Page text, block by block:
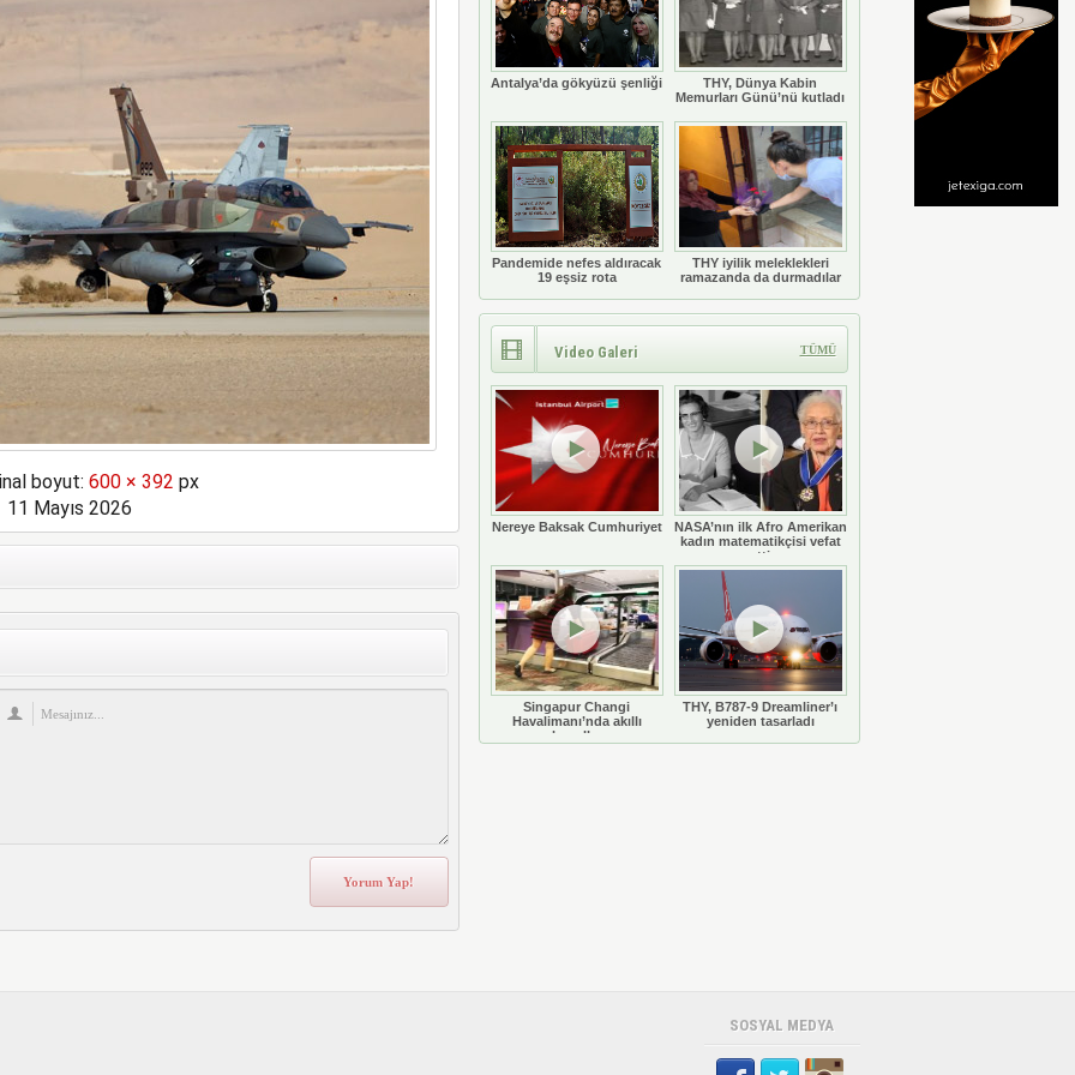
boyut: 600 × 392 px
11 Mayıs 2026
Antalya’da gökyüzü şenliği
THY, Dünya Kabin
Memurları Günü’nü kutladı
Pandemide nefes aldıracak
19 eşsiz rota
THY iyilik meleklekleri
ramazanda da durmadılar
Video Galeri TÜMÜ
Nereye Baksak Cumhuriyet
NASA’nın ilk Afro Amerikan
kadın matematikçisi vefat
etti
Singapur Changi
Havalimanı’nda akıllı
bavullar
THY, B787-9 Dreamliner’ı
yeniden tasarladı
SOSYAL MEDYA